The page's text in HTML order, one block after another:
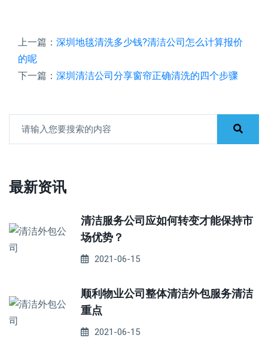
上一篇： 深圳地毯清洗多少钱?清洁公司怎么计算报价
的呢
下一篇： 深圳清洁公司分享窗帘正确清洗的四个步骤
最新资讯
清洁服务公司应如何转变才能保持市
场优势？
2021-06-15
顺利物业公司整体清洁外包服务清洁
重点
2021-06-15